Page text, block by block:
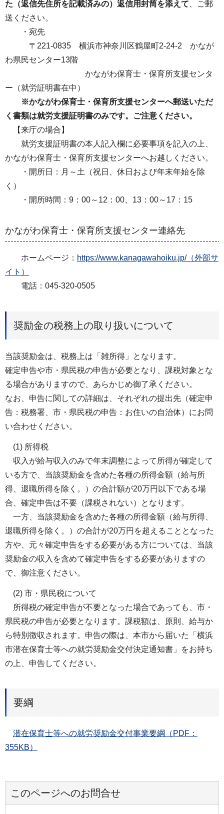
た（返信先住所を記載済みの）返信用封筒を添えて 、ご郵
送ください。
・宛先
〒221-0835 横浜市神奈川区鶴屋町2-24-2 かなが
わ県民センター13階
かながわ保育士・保育所支援センタ
ー（就労証明書在中）
※かながわ保育士・保育所支援センターへ郵送いただ
く書類は就労支援証明書のみです。ご注意ください。
【来庁の場合】
就労支援証明書の本人記入欄に必要事項を記入の上、
かながわ保育士・保育所支援センターへお越しください。
・開所日：月～土（祝日、休日および年末年始を除
く）
・開所時間：9：00～12：00、13：00～17：15
かながわ保育士・保育所支援センター連絡先
ホームページ： https://www.kanagawahoiku.jp/（外部サ
イト）
電話：045-320-0505
奨励金の税務上の取り扱いについて
当該奨励金は、税務上は「雑所得」となります。
確定申告や市・県民税の申告が必要となり、課税対象とな
る場合がありますので、あらかじめ御了承ください。
なお、申告に関しての詳細は、それぞれの提出先（確定申
告：税務署、市・県民税の申告：お住いの自治体）にお問
い合わせください。
(1) 所得税
収入が給与収入のみで年末調整によって所得が確定して
いる方で、当該奨励金を含めた各種の所得金額（給与所
得、退職所得を除く。）の合計額が20万円以下である場
合、確定申告は不要（課税されない）となります。
一方、当該奨励金を含めた各種の所得金額（給与所得、
退職所得を除く。）の合計が20万円を超えることとなった
方や、元々確定申告をする必要がある方については、当該
奨励金の収入を含めて確定申告をする必要がありますの
で、御注意ください。
(2) 市・県民税について
所得税の確定申告が不要となった場合であっても、市・
県民税の申告が必要となります。課税額は、原則、給与か
ら特別徴収されます。申告の際は、本市から届いた「横浜
市潜在保育士等への就労奨励金交付決定通知書」をお持ち
の上、申告してください。
要綱
潜在保育士等への就労奨励金交付事業要綱（PDF：
355KB）
このページへのお問合せ